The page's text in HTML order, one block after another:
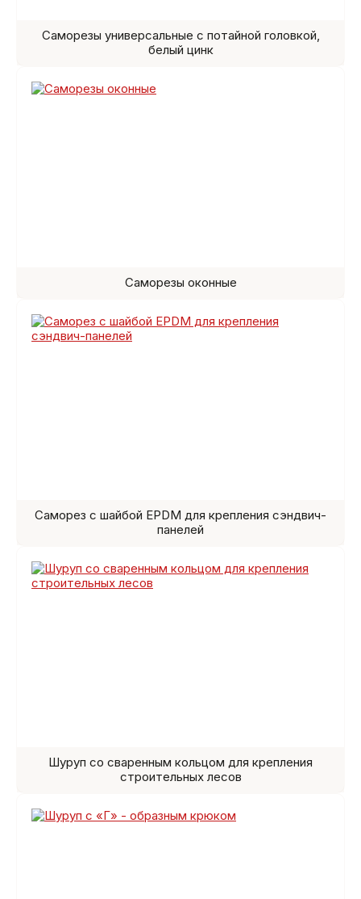
Саморезы универсальные с потайной головкой,
белый цинк
Саморезы оконные
Саморез с шайбой EPDM для крепления сэндвич-
панелей
Шуруп со сваренным кольцом для крепления
строительных лесов